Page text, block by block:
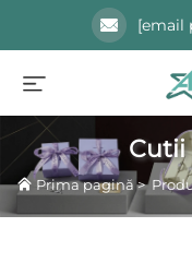
[email
Prima pagină>